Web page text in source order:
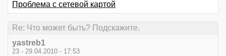
Проблема с сетевой картой
Re: Что может быть? Подскажите.
yastreb1
23 - 29.04.2010 - 17:53